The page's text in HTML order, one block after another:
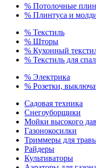
% Потолочные
% Плинтуса и
% Текстиль
% Шторы
% Кухонный
% Текстиль для
% Электрика
% Розетки,
Садовая техника
Снегоуборщики
Мойки высокого
Газонокосилки
Триммеры для
Райдеры
Культиваторы